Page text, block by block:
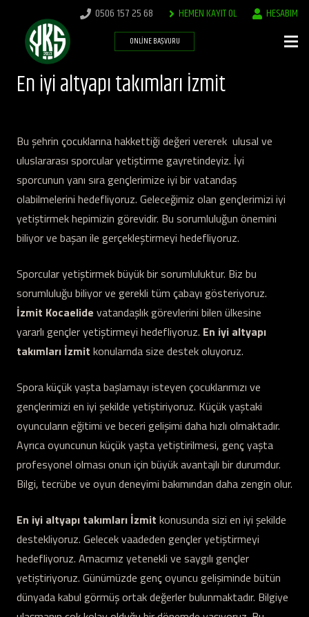
0506 157 25 68 HEMEN KAYIT OL HESABIM
ONLINE BAŞVURU
En iyi altyapı takımları İzmit
Bu şehrin çocuklarına hakkettiği değeri vererek ulusal ve
uluslararası sporcular yetiştirme gayretindeyiz. İyi
sporcunun yanı sıra gençlerimize iyi bir vatandaş
olabilmelerini hedefliyoruz. Geleceğimiz olan gençlerimizi iyi
yetiştirmek hepimizin görevidir. Bu sorumluluğun önemini
biliyor ve başarı ile gerçekleştirmeyi hedefliyoruz.
Sporcular yetiştirmek büyük bir sorumluluktur. Biz bu
sorumluluğu biliyor ve gerekli tüm çabayı gösteriyoruz.
İzmit Kocaelide vatandaşlık görevlerini bilen ülkesine
yararlı gençler yetiştirmeyi hedefliyoruz. En iyi altyapı
takımları İzmit konularnda size destek oluyoruz.
Spora küçük yaşta başlamayı isteyen çocuklarımızı ve
gençlerimizi en iyi şekilde yetiştiriyoruz. Küçük yaştaki
oyuncuların eğitimi ve beceri gelişimi daha hızlı olmaktadır.
Ayrıca oyuncunun küçük yaşta yetiştirilmesi, genç yaşta
profesyonel olması onun için büyük avantajlı bir durumdur.
Bilgi, tecrübe ve oyun deneyimi bakımından daha zengin olur.
En iyi altyapı takımları İzmit konusunda sizi en iyi şekilde
destekliyoruz. Gelecek vaadeden gençler yetiştirmeyi
hedefliyoruz. Amacımız yetenekli ve saygılı gençler
yetiştiriyoruz. Günümüzde genç oyuncu gelişiminde bütün
dünyada kabul görmüş ortak değerler bulunmaktadır. Bilgiye